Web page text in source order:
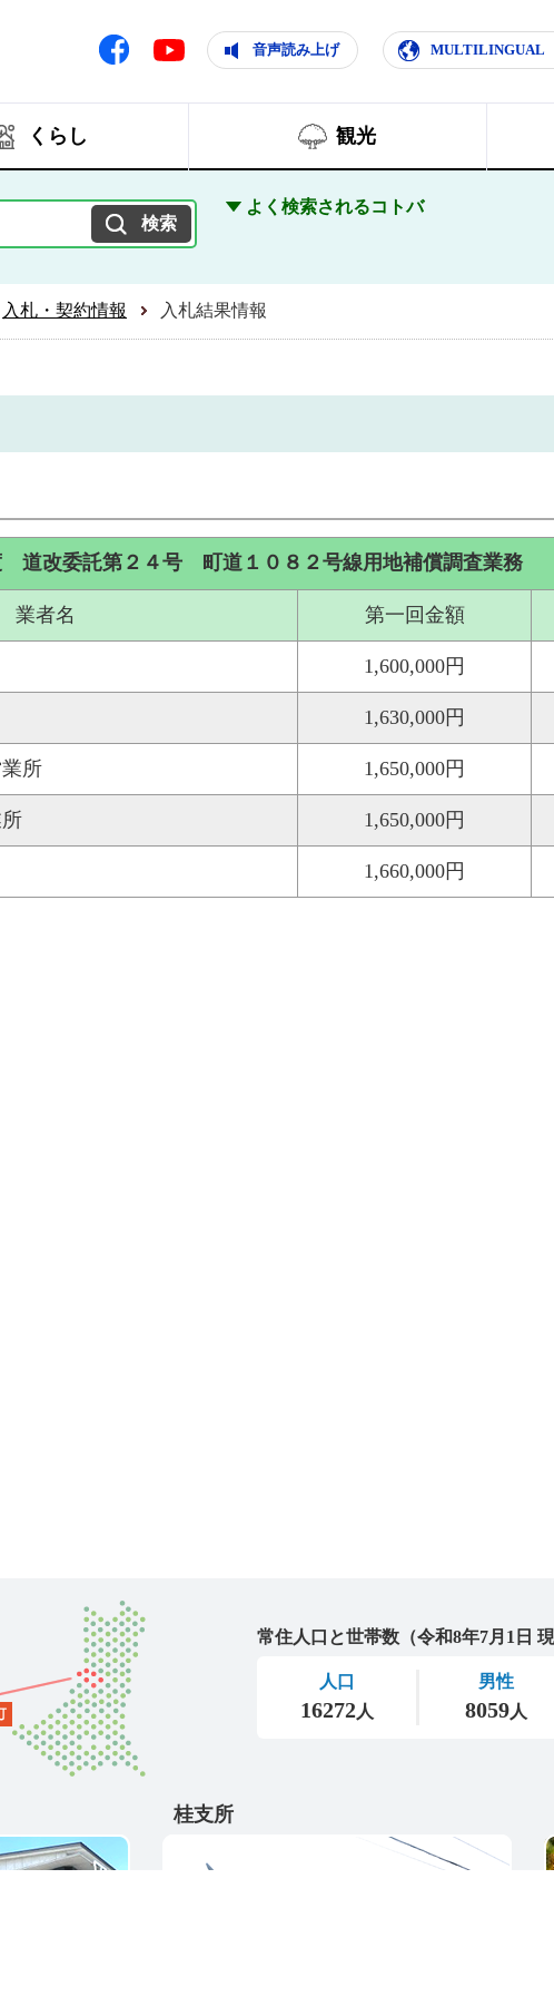
響きあいともに輝く住みよいまち
Facebook Youtube 音声読み上げ MULTILINGUAL
くらし 観光
よく検索されるコトバ
入札・契約情報 入札結果情報
道改委託第２４号 町道１０８２号線用地補償調査業務
業者名 第一回金額
1,600,000円
1,630,000円
所 1,650,000円
1,650,000円
1,660,000円
桂支所